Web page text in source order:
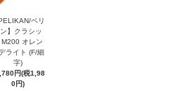
ペリ
】クラシッ
M200 オレン
ライト (F/細
字)
円(税1,98
0円)